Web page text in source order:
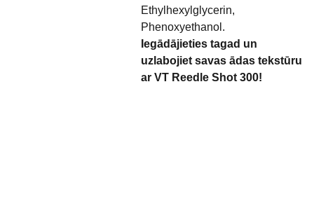
Ethylhexylglycerin,
Phenoxyethanol.
Iegādājieties tagad un
uzlabojiet savas ādas tekstūru
ar VT Reedle Shot 300!